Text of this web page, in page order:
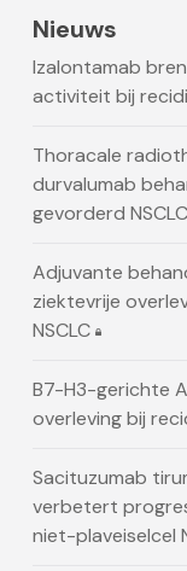
Nieuws
Izalontamab
activiteit bij
Thoracale
durvalumab
gevorderd
Adjuvante
ziektevrije
NSCLC
B7-H3-gerichte
overleving bij
Sacituzumab
verbetert
niet-plaveiselcel